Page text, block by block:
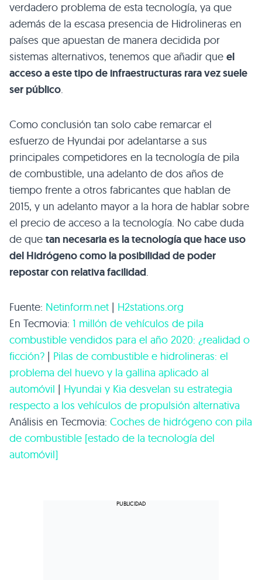
verdadero problema de esta tecnología, ya que
además de la escasa presencia de Hidrolineras en
países que apuestan de manera decidida por
sistemas alternativos, tenemos que añadir que el
acceso a este tipo de infraestructuras rara vez suele
ser público.
Como conclusión tan solo cabe remarcar el
esfuerzo de Hyundai por adelantarse a sus
principales competidores en la tecnología de pila
de combustible, una adelanto de dos años de
tiempo frente a otros fabricantes que hablan de
2015, y un adelanto mayor a la hora de hablar sobre
el precio de acceso a la tecnología. No cabe duda
de que tan necesaria es la tecnología que hace uso
del Hidrógeno como la posibilidad de poder
repostar con relativa facilidad.
Fuente: Netinform.net | H2stations.org
En Tecmovia: 1 millón de vehículos de pila
combustible vendidos para el año 2020: ¿realidad o
ficción? | Pilas de combustible e hidrolineras: el
problema del huevo y la gallina aplicado al
automóvil | Hyundai y Kia desvelan su estrategia
respecto a los vehículos de propulsión alternativa
Análisis en Tecmovia: Coches de hidrógeno con pila
de combustible [estado de la tecnología del
automóvil]